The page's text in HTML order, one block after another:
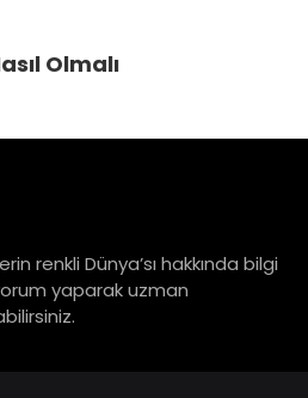
Olmalı
renkli Dünya’sı hakkında bilgi
yaparak uzman